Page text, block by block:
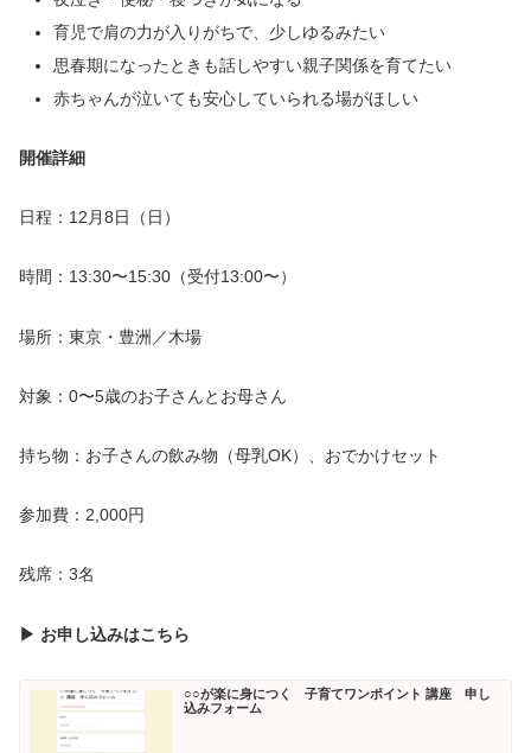
育児で肩の力が入りがちで、少しゆるみたい
思春期になったときも話しやすい親子関係を育てたい
赤ちゃんが泣いても安心していられる場がほしい
開催詳細
日程：12月8日（日）
時間：13:30〜15:30（受付13:00〜）
場所：東京・豊洲／木場
対象：0〜5歳のお子さんとお母さん
持ち物：お子さんの飲み物（母乳OK）、おでかけセット
参加費：2,000円
残席：3名
▶︎ お申し込みはこちら
○○が楽に身につく 子育てワンポイント 講座 申し
込みフォーム